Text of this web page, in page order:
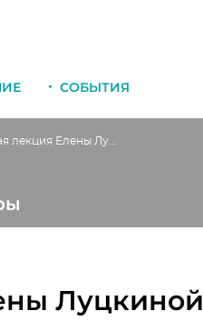
СОБЫТИЯ
Открытая лекция Елены Луцкиной
Луцкиной